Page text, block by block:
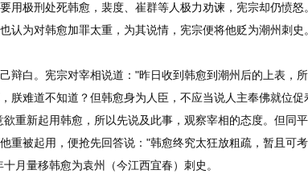
用极刑处死韩愈，裴度、崔群等人极力劝谏，宪宗却仍愤怒
认为对韩愈加罪太重，为其说情，宪宗便将他贬为潮州刺史。
白。宪宗对宰相说道："昨日收到韩愈到潮州后的上表，
朕难道不知道？但韩愈身为人臣，不应当说人主奉佛就位促
重新起用韩愈，所以先说及此事，观察宰相的态度。但同
重被起用，便抢先回答说："韩愈终究太狂放粗疏，暂且可
月量移韩愈为袁州（今江西宜春）刺史。